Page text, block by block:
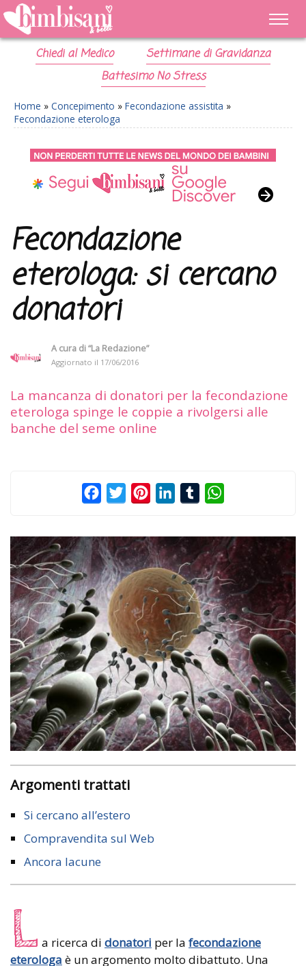
Chiedi al Medico
Settimane di Gravidanza
Battesimo No Stress
Home » Concepimento » Fecondazione assistita »
Fecondazione eterologa
Fecondazione
eterologa: si cercano
donatori
A cura di“La Redazione”
Aggiornato il 17/06/2016
La mancanza di donatori per la fecondazione
eterologa spinge le coppie a rivolgersi alle
banche del seme online
FacebookTwitterPinterestLinkedInTumblr
Argomenti trattati
Si cercano all’estero
Compravendita sul Web
Ancora lacune
L a ricerca di donatori per la fecondazione
eterologa è un argomento molto dibattuto. Una